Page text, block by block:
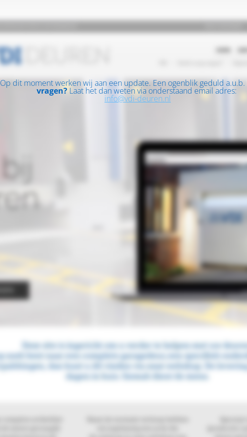
Op dit moment werken wij aan een update. Een ogenblik geduld a.u.b.
vragen? Laat het dan weten via onderstaand email adres:
info@vdi-deuren.nl